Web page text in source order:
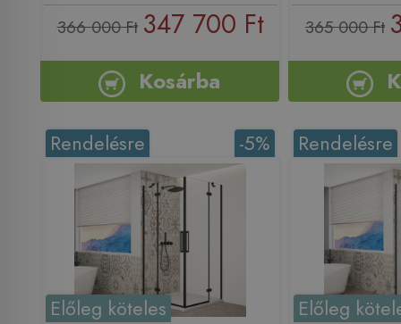
366 000 Ft 347 700 Ft
Kosárba
365 000 Ft
-5%
Rendelésre
Előleg köteles
Rendelésre
Előleg